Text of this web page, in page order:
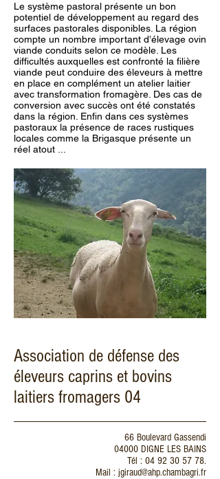
Le système pastoral présente un bon
potentiel de développement au regard des
surfaces pastorales disponibles. La région
compte un nombre important d’élevage ovin
viande conduits selon ce modèle. Les
difficultés auxquelles est confronté la filière
viande peut conduire des éleveurs à mettre
en place en complément un atelier laitier
avec transformation fromagère. Des cas de
conversion avec succès ont été constatés
dans la région. Enfin dans ces systèmes
pastoraux la présence de races rustiques
locales comme la Brigasque présente un
réel atout ...
Association de défense des
éleveurs caprins et bovins
laitiers fromagers 04
66 Boulevard Gassendi
04000 DIGNE LES BAINS
Tél : 04 92 30 57 78.
Mail : jgiraud@ahp.chambagri.fr